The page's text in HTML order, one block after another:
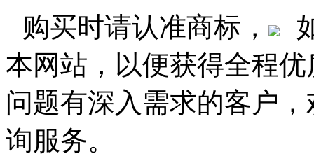
购买时请认准商标，
本网站，以便获得全程
问题有深入需求的客户
询服务。